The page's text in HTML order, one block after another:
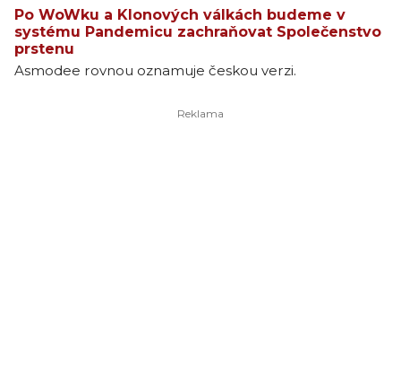
Po WoWku a Klonových válkách budeme v
systému Pandemicu zachraňovat Společenstvo
prstenu
Asmodee rovnou oznamuje českou verzi.